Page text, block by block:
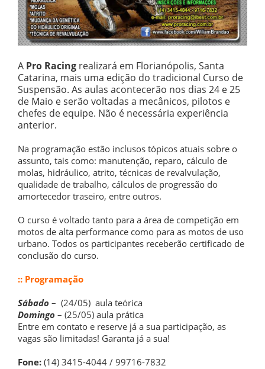
A Pro Racing realizará em Florianópolis, Santa
Catarina, mais uma edição do tradicional Curso de
Suspensão. As aulas acontecerão nos dias 24 e 25
de Maio e serão voltadas a mecânicos, pilotos e
chefes de equipe. Não é necessária experiência
anterior.
Na programação estão inclusos tópicos atuais sobre o
assunto, tais como: manutenção, reparo, cálculo de
molas, hidráulico, atrito, técnicas de revalvulação,
qualidade de trabalho, cálculos de progressão do
amortecedor traseiro, entre outros.
O curso é voltado tanto para a área de competição em
motos de alta performance como para as motos de uso
urbano. Todos os participantes receberão certificado de
conclusão do curso.
:: Programação
Sábado – (24/05) aula teórica
Domingo – (25/05) aula prática
Entre em contato e reserve já a sua participação, as
vagas são limitadas! Garanta já a sua!
Fone: (14) 3415-4044 / 99716-7832